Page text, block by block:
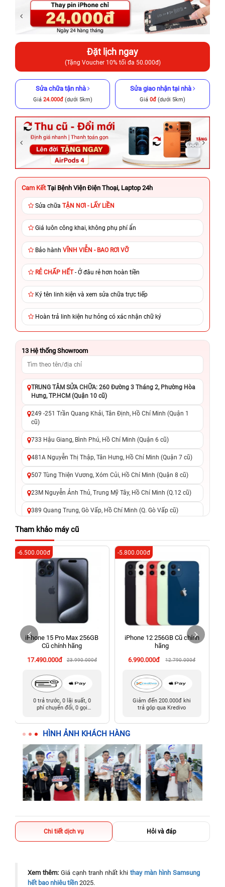
Đặt lịch ngay
(Tặng Voucher 10% tối đa 50.000đ)
Sửa chữa tận nhà
Giá 24.000đ(dưới 5km)
Sửa giao nhận tại nhà
Giá 0đ (dưới 5km)
Cam Kết Tại Bệnh Viện Điện Thoại, Laptop 24h
Sửa chữa TẬN NƠI - LẤY LIỀN
Giá luôn công khai, không phụ phí ẩn
Bảo hành VĨNH VIỄN - BAO RƠI VỠ
RẺ CHẤP HẾT- Ở đâu rẻ hơn hoàn tiền
Ký tên linh kiện và xem sửa chữa trực tiếp
Hoàn trả linh kiện hư hỏng có xác nhận chữ ký
13 Hệ thống Showroom
TRUNG TÂM SỬA CHỮA: 260 Đường 3 Tháng 2, Phường Hòa
Hưng, TP.HCM (Quận 10 cũ)
249 -251 Trần Quang Khải, Tân Định, Hồ Chí Minh (Quận 1
cũ)
733 Hậu Giang, Bình Phú, Hồ Chí Minh (Quận 6 cũ)
481A Nguyễn Thị Thập, Tân Hưng, Hồ Chí Minh (Quận 7 cũ)
507 Tùng Thiện Vương, Xóm Củi, Hồ Chí Minh (Quận 8 cũ)
23M Nguyễn Ảnh Thủ, Trung Mỹ Tây, Hồ Chí Minh (Q.12 cũ)
389 Quang Trung, Gò Vấp, Hồ Chí Minh (Q. Gò Vấp cũ)
625 - 625A Âu Cơ, Tân Phú, Hồ Chí Minh (Quận Tân Phú cũ)
326 Lê Văn Việt, Tăng Nhơn Phú, Hồ Chí Minh (Q.9 TP. Thủ
Đức cũ)
256 Võ Văn Ngân, Thủ Đức, Hồ Chí Minh (Bình Thọ, TP. Thủ
70 Nguyễn An Ninh, Dĩ An, Hồ Chí Minh (Bình Dương Cũ)
24h Vũng Tàu: 162A Ba Cu, Vũng Tàu, Hồ Chí Minh (TP. Vũng
Tàu cũ)
198 Hoàng Văn Thụ, Tân Sơn Nhất, Hồ Chí Minh (Tân Bình
Tham khảo máy cũ
iPhone 15 Pro Max 256GB
Cũ chính hãng
17.490.000đ
23.990.000đ
-6.500.000đ
0 trả trước, 0 lãi suất, 0
phí chuyển đổi, 0 gọi
iPhone 12 256GB Cũ chính
hãng
6.990.000đ
12.790.000đ
-5.800.000đ
Giảm đến 200.000đ khi
trả góp qua Kredivo
HÌNH ẢNH KHÁCH HÀNG
Chi tiết dịch vụ Hỏi và đáp
Xem thêm: Giá cạnh tranh nhất khi thay màn hình Samsung
hết bao nhiêu tiền 2025.